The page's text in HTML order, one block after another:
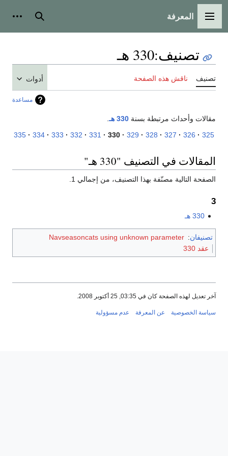
القائمة الرئيسية
المعرفة بحث
تصنيف:330 هـ
تصنيف ناقش هذه الصفحة أدوات
مساعدة
مقالات وأحداث مرتبطة بسنة 330 هـ
.
325
326
327
328
329
330
331
332
333
334
335
المقالات في التصنيف "330 هـ"
الصفحة التالية مصنّفة بهذا التصنيف، من إجمالي 1.
3
330 هـ
تصنيفان:
Navseasoncats using unknown parameter
عقد 330
آخر تعديل لهذه الصفحة كان في 03:35, 25 أكتوبر 2008.
سياسة الخصوصية عن المعرفة عدم مسؤولية